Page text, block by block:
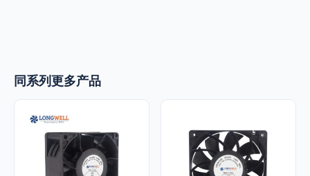
同系列更多产品